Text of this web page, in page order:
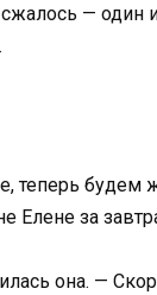
— один
теперь будем
Елене за
она. —